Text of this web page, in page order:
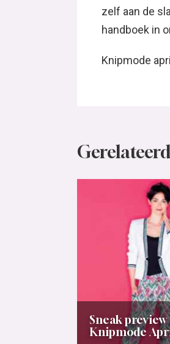
zelf aan de
handboek in
Knipmode
Sneak preview
Knipmode